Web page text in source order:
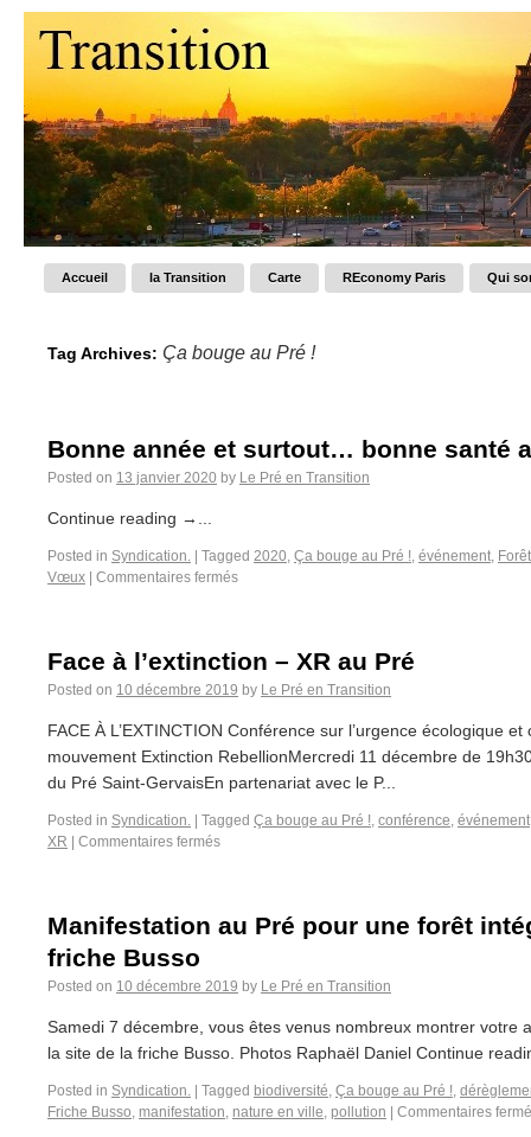
Accueil la Transition Carte REconomy Paris Qui
Tag Archives: Ça bouge au Pré !
Bonne année et surtout… bonne santé
Posted on 13 janvier 2020 by Le Pré en Transition
Continue reading →...
Posted in Syndication. Tagged 2020, Ça bouge au Pré !, événement,
Vœux
Commentaires fermés
Face à l’extinction – XR au Pré
Posted on 10 décembre 2019 by Le Pré en Transition
FACE À L’EXTINCTION Conférence sur l’urgence écologique
mouvement Extinction RebellionMercredi 11 décembre de
du Pré Saint-GervaisEn partenariat avec le P...
Posted in Syndication. Tagged Ça bouge au Pré !, conférence, événement
XR
Commentaires fermés
Manifestation au Pré pour une forêt
friche Busso
Posted on 10 décembre 2019 by Le Pré en Transition
Samedi 7 décembre, vous êtes venus nombreux montrer votre
la site de la friche Busso. Photos Raphaël Daniel Continue
Posted in Syndication. Tagged biodiversité, Ça bouge au Pré !,
Friche Busso, manifestation, nature en ville, pollution Commentaires